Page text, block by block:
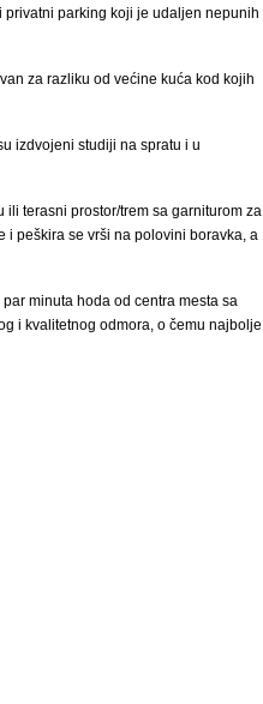
privatni parking koji je udaljen nepunih
za razliku od većine kuća kod kojih
izdvojeni studiji na spratu i u
terasni prostor/trem sa garniturom za
i peškira se vrši na polovini boravka, a
minuta hoda od centra mesta sa
i kvalitetnog odmora, o čemu najbolje